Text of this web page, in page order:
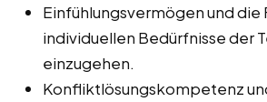
Einfühlungsvermögen und die
individuellen Bedürfnisse der
einzugehen.
Konfliktlösungskompetenz